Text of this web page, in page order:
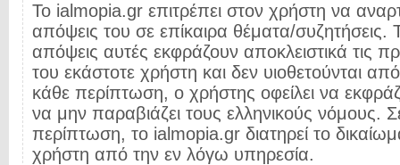
Το ialmopia.gr επιτρέπει στον χρήστη να
απόψεις του σε επίκαιρα θέματα/συζητήσεις.
απόψεις αυτές εκφράζουν αποκλειστικά τις
του εκάστοτε χρήστη και δεν υιοθετούνται
κάθε περίπτωση, ο χρήστης οφείλει να
να μην παραβιάζει τους ελληνικούς νόμους.
περίπτωση, το ialmopia.gr διατηρεί το
χρήστη από την εν λόγω υπηρεσία.